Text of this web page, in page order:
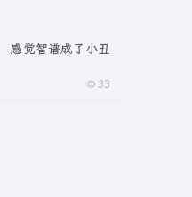
感觉智谱成了小丑
33